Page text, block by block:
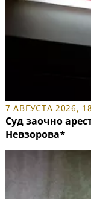
7 АВГУСТА 2026,
Суд заочно
Невзорова*